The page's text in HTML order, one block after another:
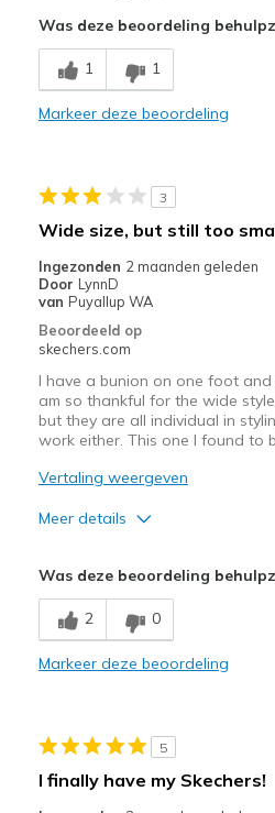
Breathe Well
Comfortable
Beste toepassingen
Travel
Width
View On Shoes
Shoes are
Was deze beoordeling
1 1
Markeer deze beoordeling
3
Wide size, but still too
Ingezonden 2 maanden geleden
Door LynnD
van Puyallup WA
Beoordeeld op
skechers.com
I have a bunion on one foot and
am so thankful for the wide
but they are all individual in
work either. This one I found to
Vertaling weergeven
Meer details
Sizing
Was deze beoordeling
2 0
Markeer deze beoordeling
5
I finally have my Skechers!